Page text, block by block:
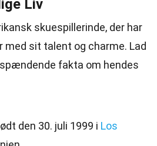
Liv
skuespillerinde, der har
med sit talent og charme. Lad
fakta om hendes
den 30. juli 1999 i Los